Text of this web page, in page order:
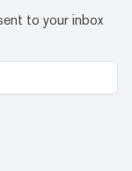
to your inbox